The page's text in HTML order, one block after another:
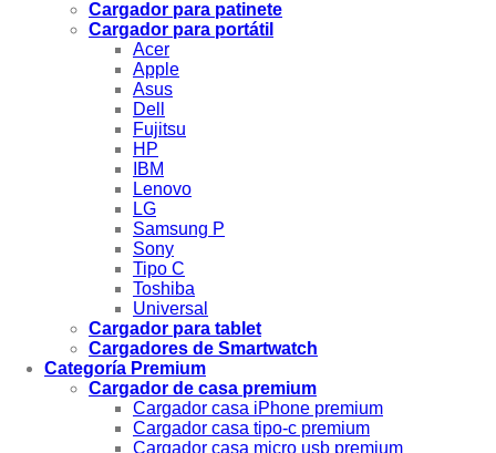
Cargador para patinete
Cargador para portátil
Acer
Apple
Asus
Dell
Fujitsu
HP
IBM
Lenovo
LG
Samsung P
Sony
Tipo C
Toshiba
Universal
Cargador para tablet
Cargadores de Smartwatch
Categoría Premium
Cargador de casa premium
Cargador casa iPhone premium
Cargador casa tipo-c premium
Cargador casa micro usb premium